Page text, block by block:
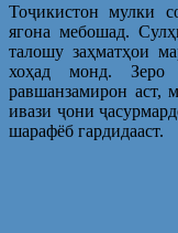
Тоҷикистон мулки
ягона мебошад.
талошу заҳматҳои
хоҳад монд. Зеро
равшанзамирон аст,
ивази ҷони
шарафёб гардидааст.